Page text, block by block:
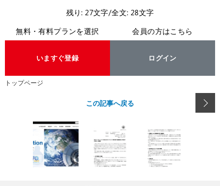
残り: 27文字/全文: 28文字
無料・有料プランを選択
いますぐ登録
会員の方はこちら
ログイン
トップページ
この記事へ戻る